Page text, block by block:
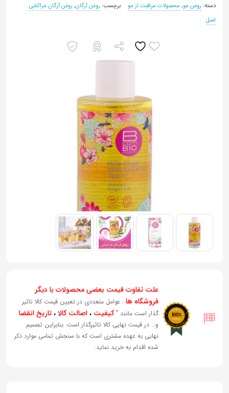
را
با
دسته: روغن مو, محصولات مراقبت از مو برچسب: روغن آرگان, روغن آرگان مراکشی
اصل
علت تفاوت قیمت بعضی محصولات با دیگر
فروشگاه ها : عوامل متعددی در تعیین قیمت کالا تاثیر
گذار است مانند "کیفیت ، اصالت کالا، تاریخ انقضا
و… در قیمت نهایی کالا تاثیرگذار است. بنابراین تصمیم
نهایی به عهده مشتری است که با سنجش تمامی موارد ذکر
شده اقدام به خرید نماید.